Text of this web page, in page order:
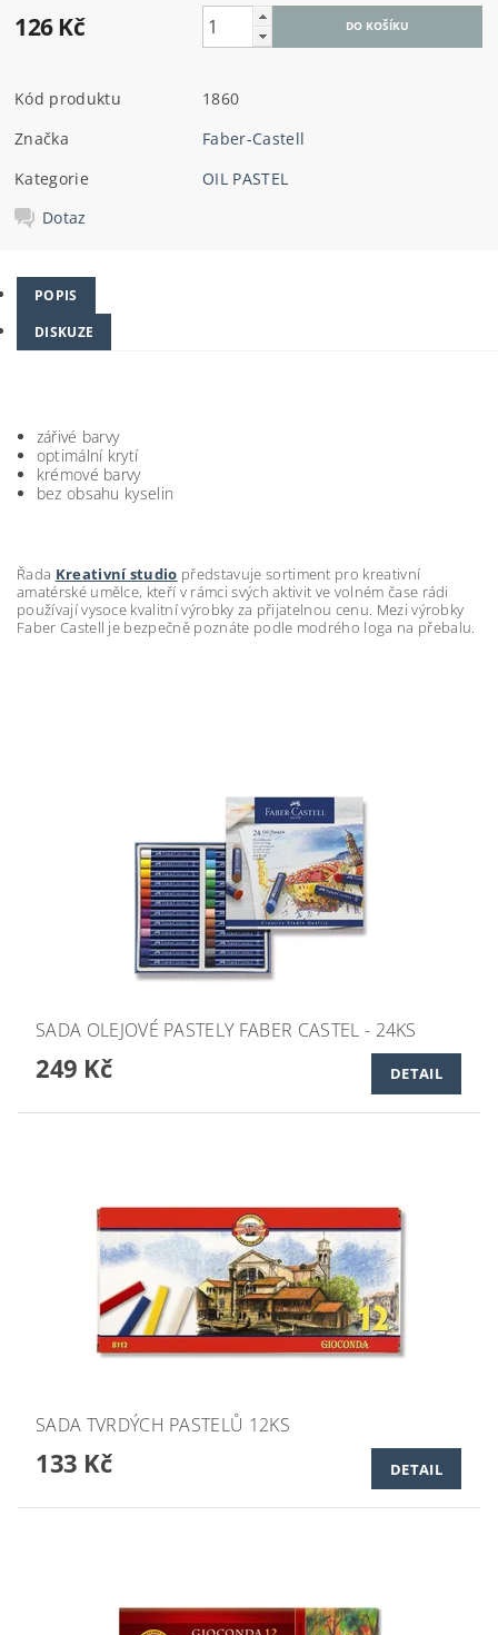
126 Kč
Kód produktu
1860
Značka
Faber-Castell
Kategorie
OIL PASTEL
Dotaz
POPIS
DISKUZE
zářivé barvy
optimální krytí
krémové barvy
bez obsahu kyselin
Řada Kreativní studio představuje sortiment pro kreativní
amatérské umělce, kteří v rámci svých aktivit ve volném čase rádi
používají vysoce kvalitní výrobky za přijatelnou cenu. Mezi výrobky
Faber Castell je bezpečně poznáte podle modrého loga na přebalu.
SADA OLEJOVÉ PASTELY FABER CASTEL - 24KS
249 Kč DETAIL
SADA TVRDÝCH PASTELŮ 12KS
133 Kč DETAIL